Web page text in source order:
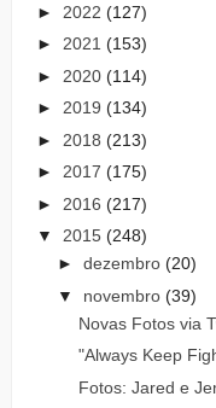
► 2022 (127)
► 2021 (153)
► 2020 (114)
► 2019 (134)
► 2018 (213)
► 2017 (175)
► 2016 (217)
▼ 2015 (248)
► dezembro (20)
▼ novembro (39)
Novas Fotos via
"Always Keep
Fotos: Jared e